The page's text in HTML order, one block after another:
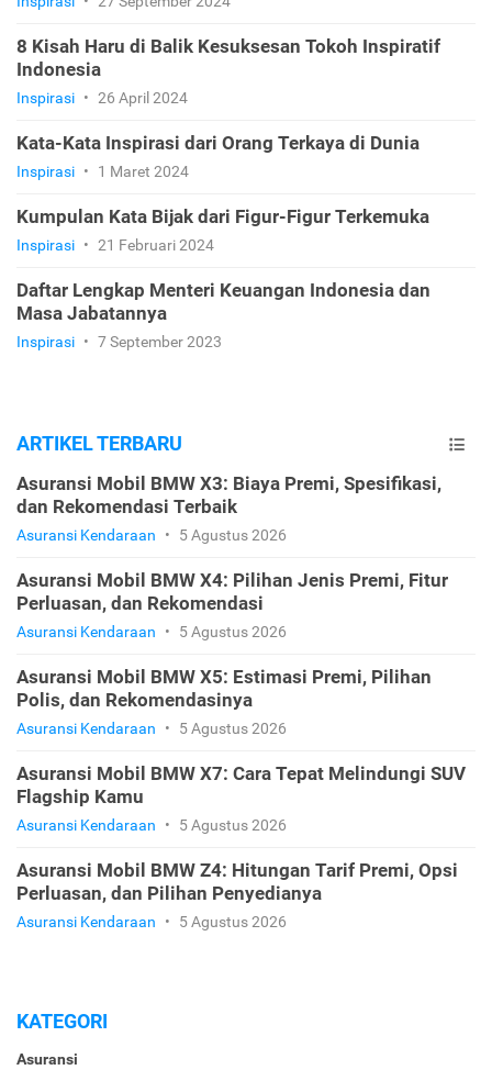
8 Kisah Haru di Balik Kesuksesan Tokoh Inspiratif
Indonesia
Inspirasi • 26 April 2024
Kata-Kata Inspirasi dari Orang Terkaya di Dunia
Inspirasi • 1 Maret 2024
Kumpulan Kata Bijak dari Figur-Figur Terkemuka
Inspirasi • 21 Februari 2024
Daftar Lengkap Menteri Keuangan Indonesia dan
Masa Jabatannya
Inspirasi • 7 September 2023
ARTIKEL TERBARU
Asuransi Mobil BMW X3: Biaya Premi, Spesifikasi,
dan Rekomendasi Terbaik
Asuransi Kendaraan • 5 Agustus 2026
Asuransi Mobil BMW X4: Pilihan Jenis Premi, Fitur
Perluasan, dan Rekomendasi
Asuransi Kendaraan • 5 Agustus 2026
Asuransi Mobil BMW X5: Estimasi Premi, Pilihan
Polis, dan Rekomendasinya
Asuransi Kendaraan • 5 Agustus 2026
Asuransi Mobil BMW X7: Cara Tepat Melindungi SUV
Flagship Kamu
Asuransi Kendaraan • 5 Agustus 2026
Asuransi Mobil BMW Z4: Hitungan Tarif Premi, Opsi
Perluasan, dan Pilihan Penyedianya
Asuransi Kendaraan • 5 Agustus 2026
KATEGORI
Asuransi